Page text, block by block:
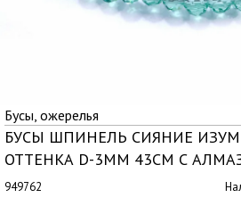
Бусы, ожерелья
БУСЫ ШПИНЕЛЬ СИЯНИЕ
ОТТЕНКА D-3ММ 43СМ С
949762